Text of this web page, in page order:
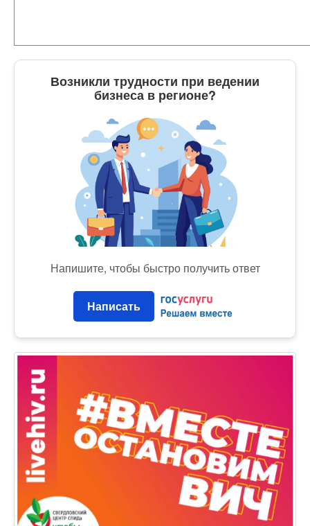
Возникли трудности при ведении
бизнеса в регионе?
Напишите, чтобы быстро получить ответ
Написать